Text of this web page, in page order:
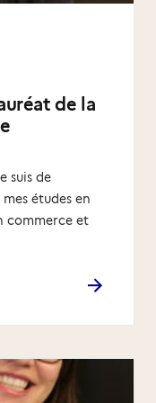
de la
suis de
études en
commerce et